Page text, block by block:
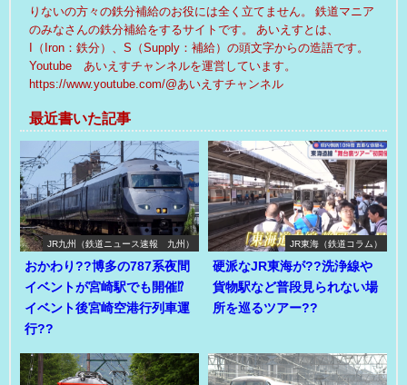
りないの方々の鉄分補給のお役には全く立てません。 鉄道マニア
のみなさんの鉄分補給をするサイトです。 あいえすとは、
I（Iron：鉄分）、S（Supply：補給）の頭文字からの造語です。
Youtube あいえすチャンネルを運営しています。
https://www.youtube.com/@あいえすチャンネル
最近書いた記事
JR九州（鉄道ニュース速報 九州）
おかわり??博多の787系夜間
イベントが宮崎駅でも開催⁉
イベント後宮崎空港行列車運
行??
JR東海（鉄道コラム）
硬派なJR東海が??洗浄線や
貨物駅など普段見られない場
所を巡るツアー??